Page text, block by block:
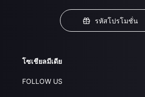
รหัสโปรโมชั่น
โซเชียลมีเดีย
FOLLOW US